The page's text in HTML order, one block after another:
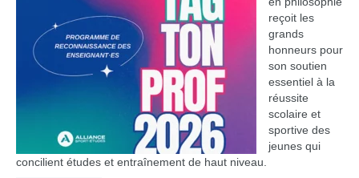
reçoit les
grands
honneurs pour
son soutien
essentiel à la
réussite
scolaire et
sportive des
jeunes qui
concilient études et entraînement de haut niveau.